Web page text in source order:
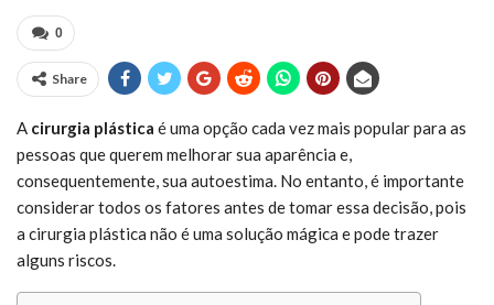
0
Share
A cirurgia plástica é uma opção cada vez mais popular para as
pessoas que querem melhorar sua aparência e,
consequentemente, sua autoestima. No entanto, é importante
considerar todos os fatores antes de tomar essa decisão, pois
a cirurgia plástica não é uma solução mágica e pode trazer
alguns riscos.